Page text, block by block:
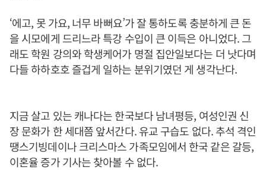
‘에고, 못 가요, 너무 바뻐요’가 잘 통하도록 충분하게 큰 돈
을 시모에게 드리느라 특강 수입이 큰 이득은 아니었다. 그
래도 학원 강의와 학생케어가 명절 집안일보다는 더 낫다며
다들 하하호호 즐겁게 일하는 분위기였던 게 생각난다.
지금 살고 있는 캐나다는 한국보다 남녀평등, 여성인권 신
장 문화가 한 세대쯤 앞서간다. 유교 구습도 없다. 추석 격인
땡스기빙데이나 크리스마스 가족모임에서 한국 같은 갈등,
이혼율 증가 기사는 찾아볼 수 없다.